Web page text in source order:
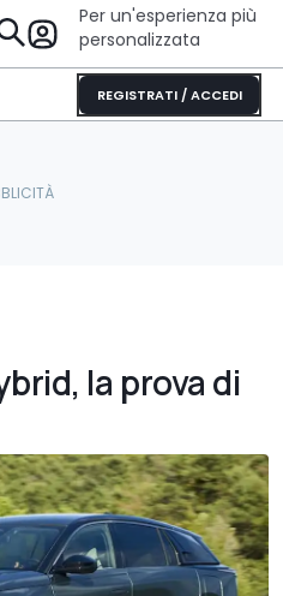
Per un'esperienza più
personalizzata
REGISTRATI / ACCEDI
la prova di